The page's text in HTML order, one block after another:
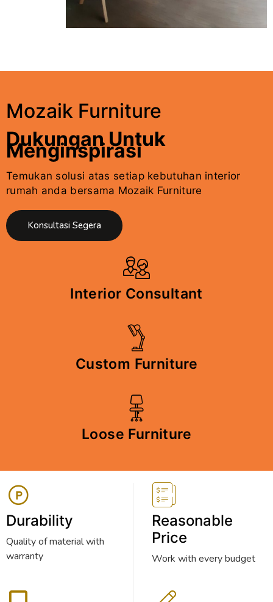
Mozaik Furniture
Dukungan Untuk
Menginspirasi
Temukan solusi atas setiap kebutuhan interior
rumah anda bersama Mozaik Furniture
Konsultasi Segera
Interior Consultant
Custom Furniture
Loose Furniture
Durability
Quality of material with
warranty
Reasonable
Price
Work with every budget